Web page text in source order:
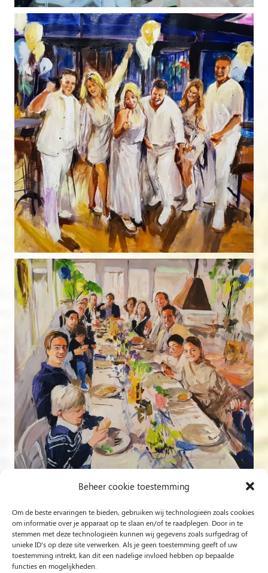
Beheer cookie toestemming
Om de beste ervaringen te bieden, gebruiken wij technologieën zoals cookies
om informatie over je apparaat op te slaan en/of te raadplegen. Door in te
stemmen met deze technologieën kunnen wij gegevens zoals surfgedrag of
unieke ID's op deze site verwerken. Als je geen toestemming geeft of uw
toestemming intrekt, kan dit een nadelige invloed hebben op bepaalde
functies en mogelijkheden.
Volg op Instagram
Rob Jacobs uit ’s-Hertogenbosch is een ‘Plein Air’- en
‘Live Event Painter’, schilderend bewogen door Licht en